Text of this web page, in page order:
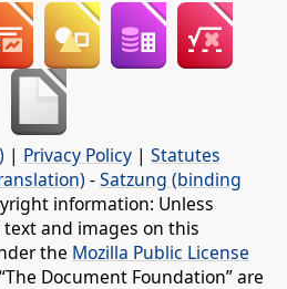
| Privacy Policy | Statutes
-Satzung (binding
information: Unless
and images on this
the Mozilla Public License
Document Foundation” are